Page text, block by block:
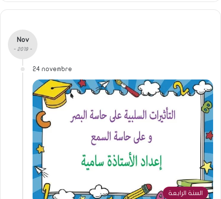
Nov
- 2019 -
24 novembre
السنة الرابعة